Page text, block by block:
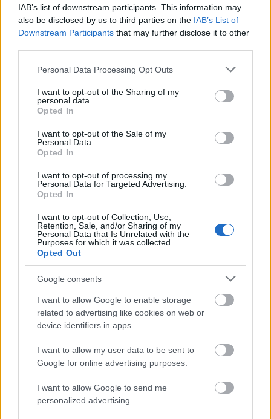
IAB’s list of downstream participants. This information may
also be disclosed by us to third parties on the IAB’s List of
Downstream Participants that may further disclose it to other
Please note that this website/app uses one or more Google
not limited to your visit or usage behaviour. You may click to
grant or deny consent to Google and its third-party tags to
use your data for below specified purposes in below Google
consent section.
Personal Data Processing Opt Outs
I want to opt-out of the Sharing of my
personal data.
Opted In
I want to opt-out of the Sale of my
Personal Data.
Opted In
I want to opt-out of processing my
Personal Data for Targeted Advertising.
Opted In
I want to opt-out of Collection, Use,
Retention, Sale, and/or Sharing of my
Personal Data that Is Unrelated with the
Purposes for which it was collected.
Opted Out
Google consents
I want to allow Google to enable storage
related to advertising like cookies on web or
device identifiers in apps.
I want to allow my user data to be sent to
Google for online advertising purposes.
I want to allow Google to send me
personalized advertising.
A vacsora után indul a RosinanteKERTMOZI
3 film közül lehet majd választani, amelyik a legtöbb
szavazatot kapja, azt vetítik: Ezerízű
szerelem,Nagyik,A szenvedély íze